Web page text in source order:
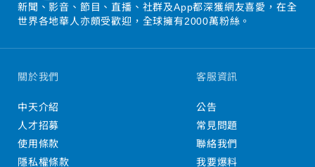
新聞、影音、節目、直播、社群及App都深獲網友喜愛，在全
世界各地華人亦頗受歡迎，全球擁有2000萬粉絲。
關於我們
中天介紹
人才招募
使用條款
隱私權條款
客服資訊
公告
常見問題
聯絡我們
我要爆料